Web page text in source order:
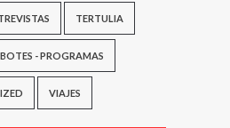
TERTULIA
- PROGRAMAS
VIAJES